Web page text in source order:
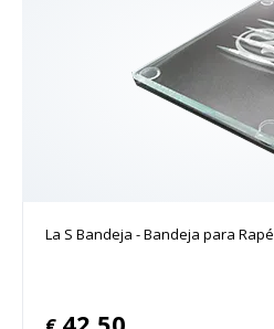
La S Bandeja - Bandeja para Rapé